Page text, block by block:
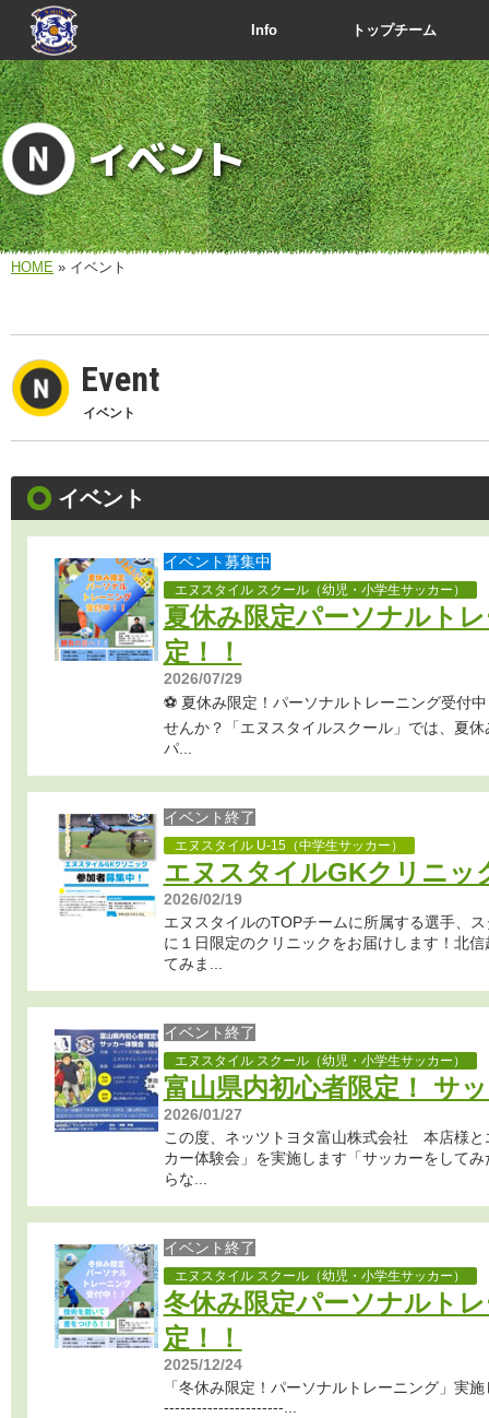
Info トップチーム
イベント
HOME » イベント
Event
イベント
イベント
イベント募集中
エヌスタイル スクール（幼児・小学生サッカー）
夏休み限定パーソナルト
定！！
2026/07/29
⚽️ 夏休み限定！パーソナルトレーニング受付
せんか？「エヌスタイルスクール」では、夏
パ...
イベント終了
エヌスタイル U-15（中学生サッカー）
エヌスタイルGKクリニッ
2026/02/19
エヌスタイルのTOPチームに所属する選手、
に１日限定のクリニックをお届けします！北
てみま...
イベント終了
エヌスタイル スクール（幼児・小学生サッカー）
富山県内初心者限定！ サ
2026/01/27
この度、ネッツトヨタ富山株式会社 本店様
カー体験会」を実施します「サッカーをして
らな...
イベント終了
エヌスタイル スクール（幼児・小学生サッカー）
冬休み限定パーソナルト
定！！
2025/12/24
「冬休み限定！パーソナルトレーニング」実
----------------------...